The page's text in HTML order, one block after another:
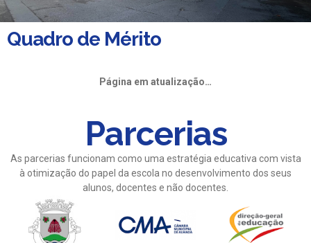
Quadro de Mérito
Página em atualização…
Parcerias
As parcerias funcionam como uma estratégia educativa com vista
à otimização do papel da escola no desenvolvimento dos seus
alunos, docentes e não docentes.